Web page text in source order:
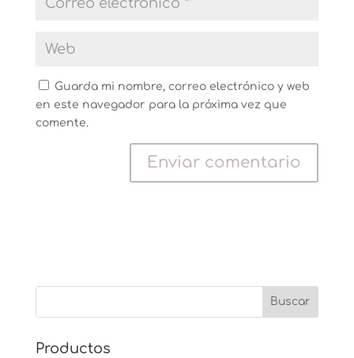
Guarda mi nombre, correo electrónico y web
en este navegador para la próxima vez que
comente.
Productos